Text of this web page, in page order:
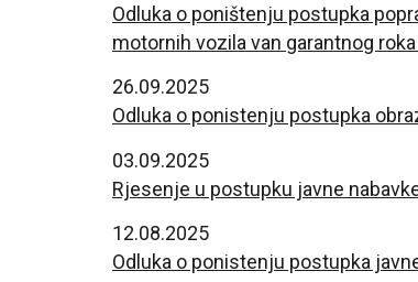
Odluka o poništenju postupka
motornih vozila van garantnog
26.09.2025
Odluka o ponistenju postupka
03.09.2025
Rjesenje u postupku javne
12.08.2025
Odluka o ponistenju postupka